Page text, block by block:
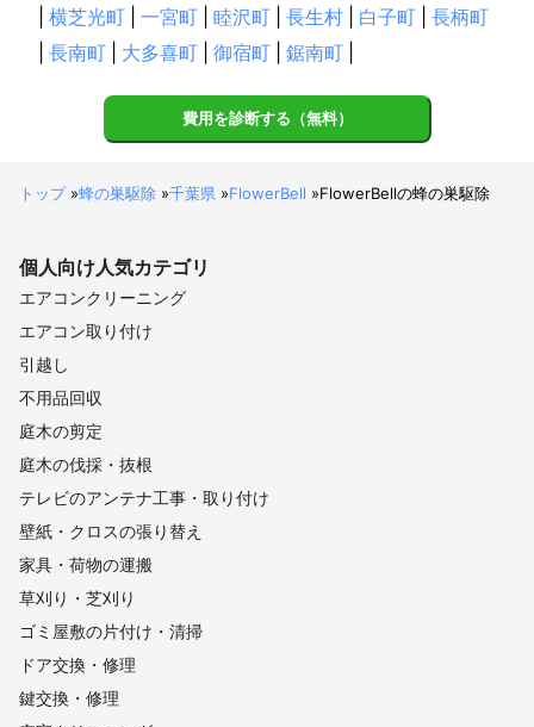
横芝光町 一宮町 睦沢町 長生村 白子町
長柄町
長南町 大多喜町 御宿町 鋸南町
費用を診断する（無料）
トップ»蜂の巣駆除 »千葉県 »FlowerBell »FlowerBellの蜂の巣駆除
個人向け人気カテゴリ
エアコンクリーニング
エアコン取り付け
引越し
不用品回収
庭木の剪定
庭木の伐採・抜根
テレビのアンテナ工事・取り付け
壁紙・クロスの張り替え
家具・荷物の運搬
草刈り・芝刈り
ゴミ屋敷の片付け・清掃
ドア交換・修理
鍵交換・修理